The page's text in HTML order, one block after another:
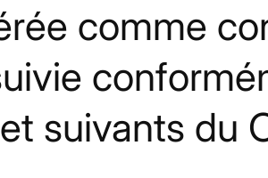
comme
suivants du